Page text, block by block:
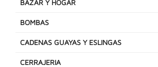
BAZAR Y HOGAR
BOMBAS
CADENAS GUAYAS Y ESLINGAS
CERRAJERIA